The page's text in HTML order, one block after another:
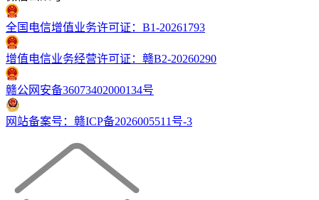
全国电信增值业务许可证：B1-20261793
增值电信业务经营许可证：赣B2-20260290
赣公网安备36073402000134号
网站备案号：赣ICP备2026005511号-3